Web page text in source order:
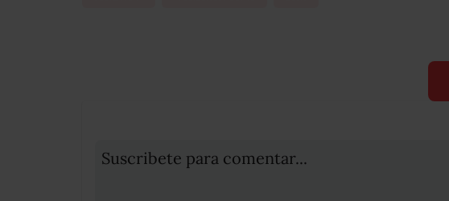
Suscribete para comentar...